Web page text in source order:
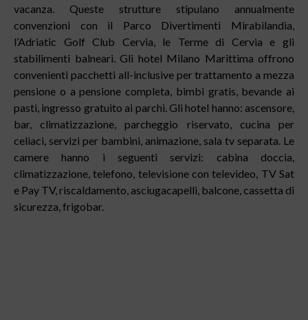
vacanza. Queste strutture stipulano annualmente
convenzioni con il Parco Divertimenti Mirabilandia,
l’Adriatic Golf Club Cervia, le Terme di Cervia e gli
stabilimenti balneari. Gli hotel Milano Marittima offrono
convenienti pacchetti all-inclusive per trattamento a mezza
pensione o a pensione completa, bimbi gratis, bevande ai
pasti, ingresso gratuito ai parchi. Gli hotel hanno: ascensore,
bar, climatizzazione, parcheggio riservato, cucina per
celiaci, servizi per bambini, animazione, sala tv separata. Le
camere hanno i seguenti servizi: cabina doccia,
climatizzazione, telefono, televisione con televideo, TV Sat
e Pay TV, riscaldamento, asciugacapelli, balcone, cassetta di
sicurezza, frigobar.